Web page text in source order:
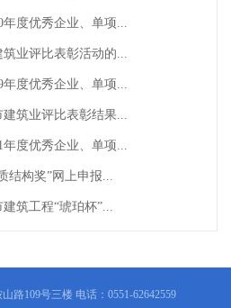
年度优秀企业、单项...
筑业评比表彰活动的...
年度优秀企业、单项...
建筑业评比表彰结果...
年度优秀企业、单项...
结构奖”网上申报...
筑工程“琥珀杯”...
路109号三楼 电话：0551-62642559